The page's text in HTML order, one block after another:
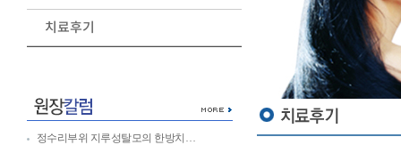
치료후기
정수리부위 지루성탈모의 한방치…